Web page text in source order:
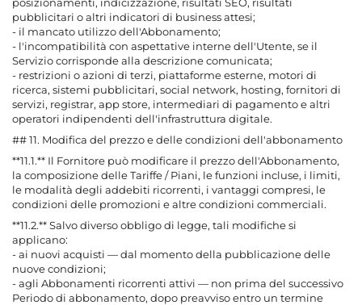
pubblicitari o altri indicatori di business attesi;
- il mancato utilizzo dell'Abbonamento;
- l'incompatibilità con aspettative interne dell'Utente, se il
Servizio corrisponde alla descrizione comunicata;
- restrizioni o azioni di terzi, piattaforme esterne, motori di
ricerca, sistemi pubblicitari, social network, hosting, fornitori di
servizi, registrar, app store, intermediari di pagamento e altri
operatori indipendenti dell'infrastruttura digitale.
## 11. Modifica del prezzo e delle condizioni dell'abbonamento
**11.1.** Il Fornitore può modificare il prezzo dell'Abbonamento,
la composizione delle Tariffe / Piani, le funzioni incluse, i limiti,
le modalità degli addebiti ricorrenti, i vantaggi compresi, le
condizioni delle promozioni e altre condizioni commerciali.
**11.2.** Salvo diverso obbligo di legge, tali modifiche si
applicano:
- ai nuovi acquisti — dal momento della pubblicazione delle
nuove condizioni;
- agli Abbonamenti ricorrenti attivi — non prima del successivo
Periodo di abbonamento, dopo preavviso entro un termine